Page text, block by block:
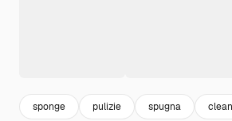
sponge pulizie spugna clean